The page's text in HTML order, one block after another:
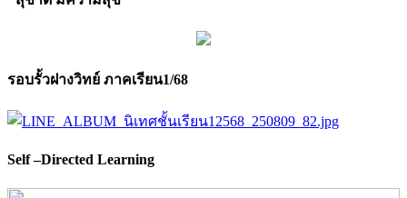
รอบรั้วฝางวิทย์ ภาคเรียน1/68
Self –Directed Learning